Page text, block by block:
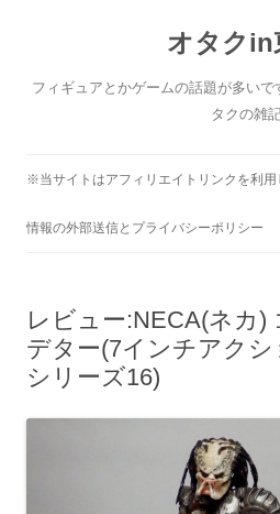
へ
ス
オタクin
フィギュアとかゲームの話題が多い
タクの雑
※当サイトはアフィリエイトリンクを利用
情報の外部送信とプライバシーポリシー
レビュー:NECA(ネカ)
デター(7インチアク
シリーズ16)